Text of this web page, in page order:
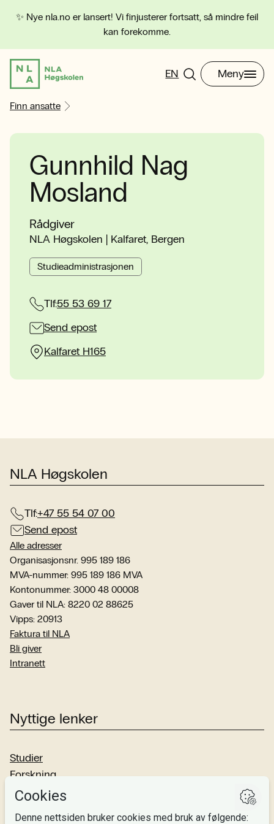
✨ Nye nla.no er lansert! Vi finjusterer fortsatt, så mindre feil
kan forekomme.
EN Meny
Finn ansatte
Gunnhild Nag
Mosland
Rådgiver
NLA Høgskolen | Kalfaret, Bergen
Studieadministrasjonen
Tlf:55 53 69 17
Send epost
Kalfaret H165
NLA Høgskolen
Tlf:+47 55 54 07 00
Send epost
Alle adresser
Organisasjonsnr. 995 189 186
MVA-nummer: 995 189 186 MVA
Kontonummer: 3000 48 00008
Gaver til NLA: 8220 02 88625
Vipps: 20913
Faktura til NLA
Bli giver
Intranett
Nyttige lenker
Studier
Forskning
Om oss